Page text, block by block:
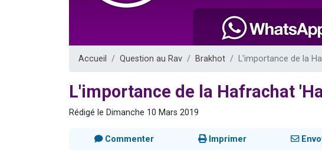
2 personnes viennent de
2 personnes viennent de
Accueil Question au Rav Brakhot L'importance de la
L'importance de la Hafrachat
Rédigé le Dimanche 10 Mars 2019
Commenter Imprimer